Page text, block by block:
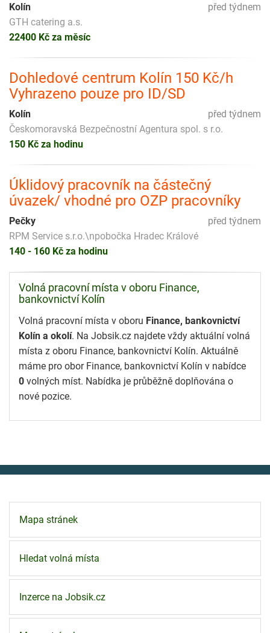
před týdnem
Kolín
GTH catering a.s.
22400 Kč za měsíc
Dohledové centrum Kolín 150 Kč/h
Vyhrazeno pouze pro ID/SD
před týdnem
Kolín
Českomoravská Bezpečnostní Agentura spol. s r.o.
150 Kč za hodinu
Úklidový pracovník na částečný
úvazek/ vhodné pro OZP pracovníky
před týdnem
Pečky
RPM Service s.r.o.\npobočka Hradec Králové
140 - 160 Kč za hodinu
Volná pracovní místa v oboru Finance,
bankovnictví Kolín
Volná pracovní místa v oboru Finance, bankovnictví
Kolín a okolí. Na Jobsik.cz najdete vždy aktuální volná
místa z oboru Finance, bankovnictví Kolín. Aktuálně
máme pro obor Finance, bankovnictví Kolín v nabídce
0 volných míst. Nabídka je průběžně doplňována o
nové pozice.
Mapa stránek
Hledat volná místa
Inzerce na Jobsik.cz